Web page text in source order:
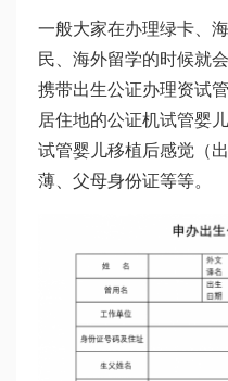
一般大家在办理绿卡、
民、海外留学的时候就
携带出生公证办理资试
居住地的公证机试管婴
试管婴儿移植后感觉 （
薄、父母身份证等等。